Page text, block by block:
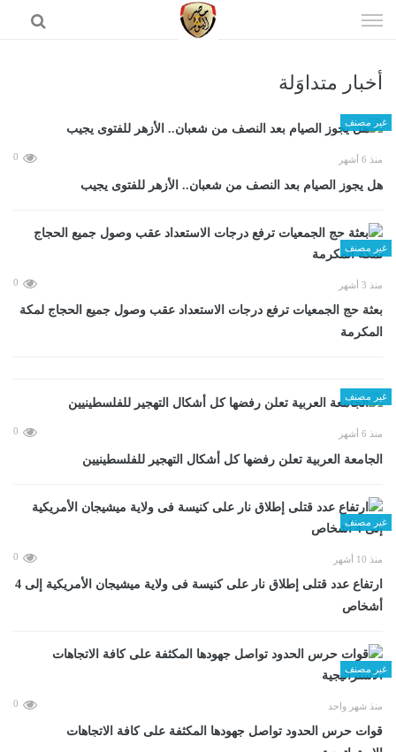
الى
أخبار متداوَلة
غير مصنف
منذ 6 أشهر 0
هل يجوز الصيام بعد النصف من شعبان.. الأزهر للفتوى يجيب
غير مصنف
منذ 3 أشهر 0
بعثة حج الجمعيات ترفع درجات الاستعداد عقب وصول جميع الحجاج لمكة
المكرمة
غير مصنف
منذ 6 أشهر 0
الجامعة العربية تعلن رفضها كل أشكال التهجير للفلسطينيين
غير مصنف
منذ 10 أشهر 0
ارتفاع عدد قتلى إطلاق نار على كنيسة فى ولاية ميشيجان الأمريكية إلى 4
أشخاص
غير مصنف
منذ شهر واحد 0
قوات حرس الحدود تواصل جهودها المكثفة على كافة الاتجاهات